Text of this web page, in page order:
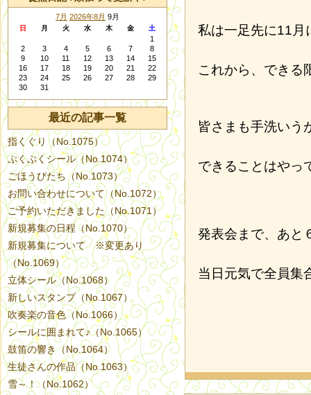
私は一足先に11月
これから、できる
皆さまも手洗いう
できることはやっ
発表会まで、あと
当日元気で全員集
7月 2026年8月 9月
日 月 火 水 木 金 土
1
2
3 4 5 6 7
8
9
10 11 12 13 14
15
16
17 18 19 20 21
22
23
24 25 26 27 28
29
30
31
最近の記事一覧
指くぐり（No.1075）
ぷくぷくシール（No.1074）
ごほうびたち（No.1073）
お問い合わせについて（No.1072）
ご予約いただきました（No.1071）
新規募集の日程（No.1070）
新規募集について ※変更あり
（No.1069）
立体シール（No.1068）
新しいスタンプ（No.1067）
吹奏楽の音色（No.1066）
シールに囲まれて♪（No.1065）
鼓笛の響き（No.1064）
生徒さんの作品（No.1063）
雪～！（No.1062）